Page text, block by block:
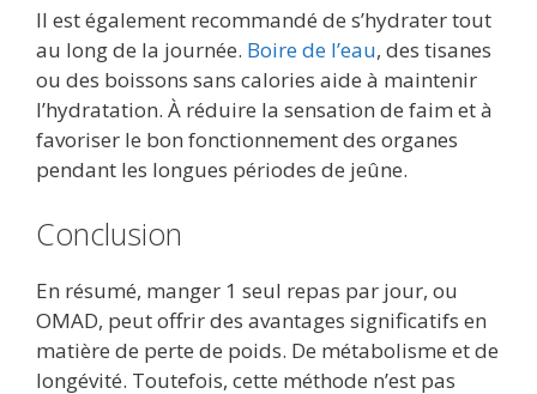
Il est également recommandé de s’hydrater tout
au long de la journée. Boire de l’eau, des tisanes
ou des boissons sans calories aide à maintenir
l’hydratation. À réduire la sensation de faim et à
favoriser le bon fonctionnement des organes
pendant les longues périodes de jeûne.
Conclusion
En résumé, manger 1 seul repas par jour, ou
OMAD, peut offrir des avantages significatifs en
matière de perte de poids. De métabolisme et de
longévité. Toutefois, cette méthode n’est pas